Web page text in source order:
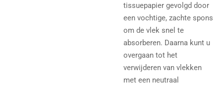
tissuepapier gevolgd door
een vochtige, zachte spons
om de vlek snel te
absorberen. Daarna kunt u
overgaan tot het
verwijderen van vlekken
met een neutraal